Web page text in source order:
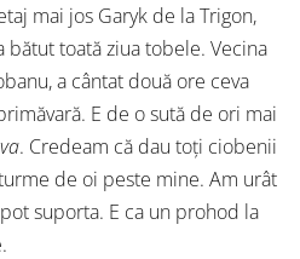
mai jos Garyk de la Trigon,
toată ziua tobele. Vecina
a cântat două ore ceva
E de o sută de ori mai
. Credeam că dau toți ciobenii
de oi peste mine. Am urât
suporta. E ca un prohod la